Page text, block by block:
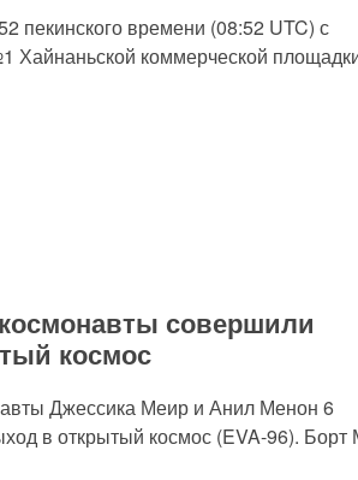
пекинского времени (08:52 UTC) с
Хайнаньской коммерческой
совершили
космос
Джессика Меир и Анил Менон 6
в открытый космос (EVA-96).